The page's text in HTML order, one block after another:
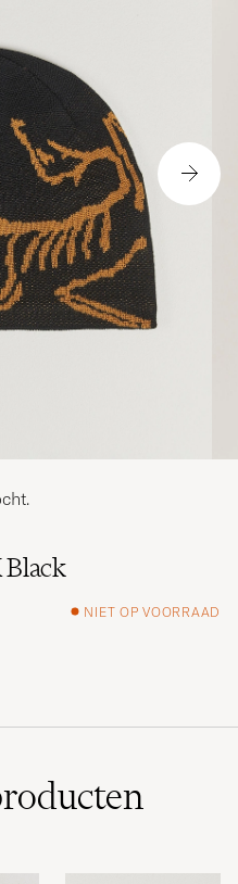
Black
NIET OP VOORRAAD